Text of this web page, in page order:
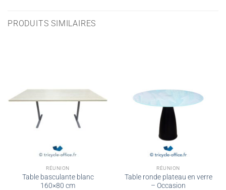
PRODUITS SIMILAIRES
RÉUNION
Table basculante blanc
160×80 cm
RÉUNION
Table ronde plateau en verre
– Occasion